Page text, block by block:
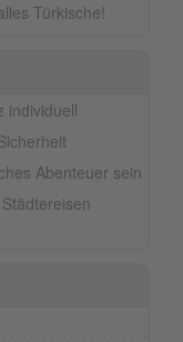
Türkische!
individuell
Abenteuer sein